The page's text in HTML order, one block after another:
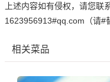
上述内容如有侵权，请您联
1623956913#qq.com（请#
相关菜品